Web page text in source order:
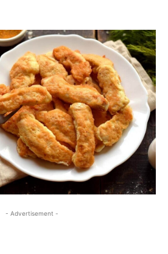
- Advertisement -